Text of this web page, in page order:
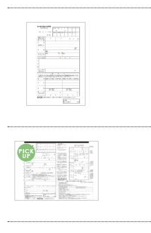
登録証 市町村民カード 販売実績